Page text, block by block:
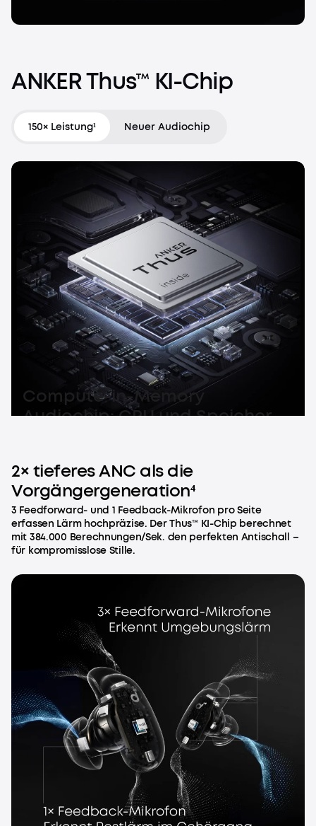
ANKERThus™ KI-Chip
150× Leistung¹ Neuer Audiochip
Compute-in-Memory
Audiochip: CPU und Speicher
2× tieferes ANC als die
Vorgängergeneration⁴
3 Feedforward- und 1 Feedback-Mikrofon pro Seite
erfassen Lärm hochpräzise. Der Thus™ KI-Chip berechnet
mit 384.000 Berechnungen/Sek. den perfekten Antischall –
für kompromisslose Stille.